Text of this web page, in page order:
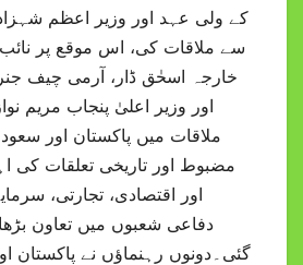
کے ولی عہد اور وزیر اعظم
سے ملاقات کی، اس موقع پر
خارجہ اسحٰق ڈار، آرمی چیف
اور وزیر اعلیٰ پنجاب مریم
ملاقات میں پاکستان اور
مضبوط اور تاریخی تعلقات کی
اور اقتصادی، تجارتی،
دفاعی شعبوں میں تعاون
گئی۔دونوں رہنماؤں نے